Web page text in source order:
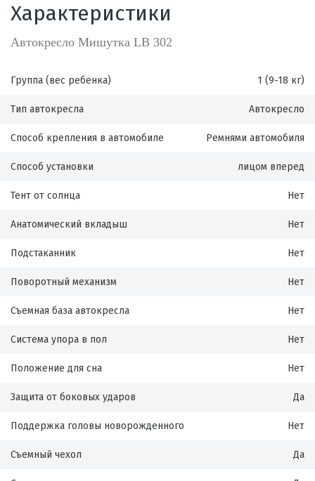
Характеристики
Автокресло Мишутка LB 302
Группа (вес ребенка) 1 (9-18 кг)
Тип автокресла Автокресло
Способ крепления в автомобиле Ремнями автомобиля
Способ установки лицом вперед
Тент от солнца Нет
Анатомический вкладыш Нет
Подстаканник Нет
Поворотный механизм Нет
Съемная база автокресла Нет
Система упора в пол Нет
Положение для сна Нет
Защита от боковых ударов Да
Поддержка головы новорожденного Нет
Съемный чехол Да